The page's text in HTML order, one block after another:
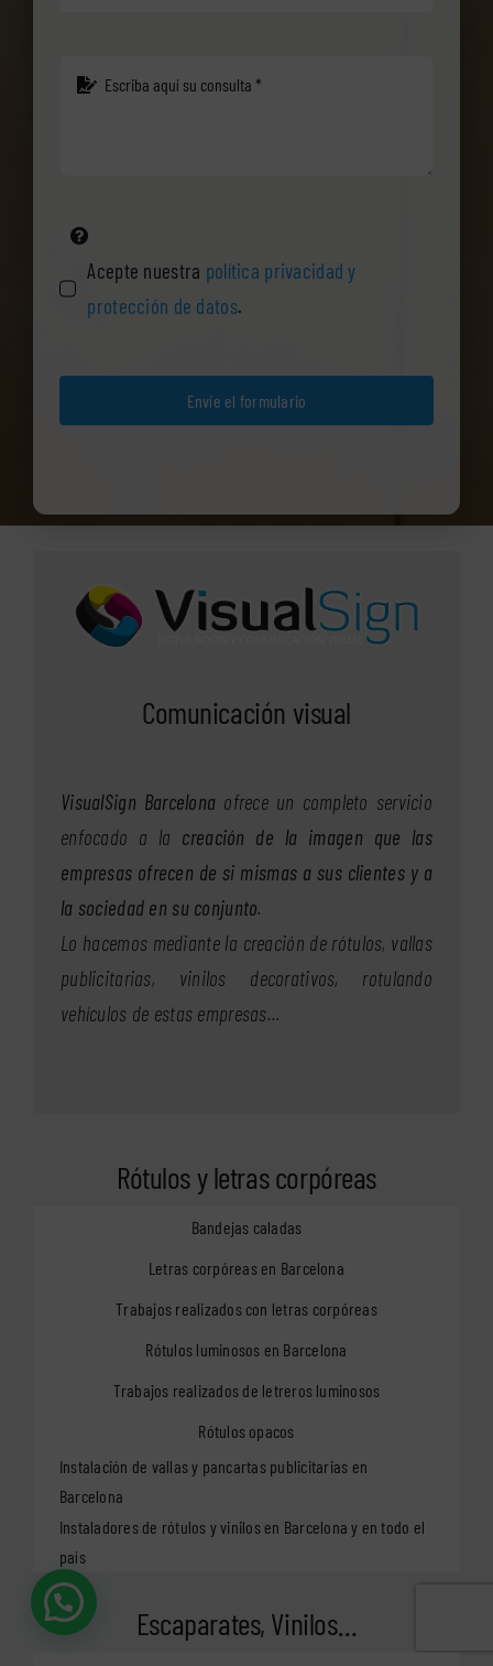
Acepte nuestra política privacidad y
protección de datos.
Envíe el formulario
Comunicación visual
VisualSign Barcelona ofrece un completo servicio
enfocado a la creación de la imagen que las
empresas ofrecen de si mismas a sus clientes y a
la sociedad en su conjunto.
Lo hacemos mediante la creación de rótulos, vallas
publicitarias, vinilos decorativos, rotulando
vehículos de estas empresas…
Rótulos y letras corpóreas
Bandejas caladas
Letras corpóreas en Barcelona
Trabajos realizados con letras corpóreas
Rótulos luminosos en Barcelona
Trabajos realizados de letreros luminosos
Rótulos opacos
Instalación de vallas y pancartas publicitarias en
Barcelona
Instaladores de rótulos y vinilos en Barcelona y en todo el
país
Escaparates, Vinilos…